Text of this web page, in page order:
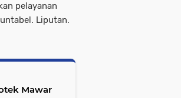
pelayanan
Liputan.
Mawar